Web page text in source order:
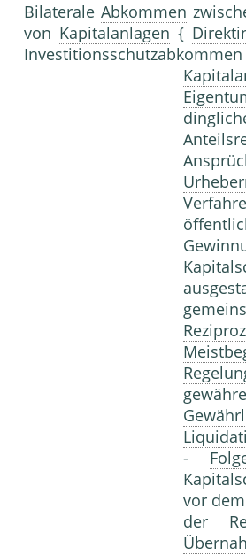
Bilaterale Abkommen
von Kapitalanlagen {
-
vor
der